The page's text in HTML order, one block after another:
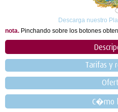
Descarga nuestro
nota. Pinchando sobre los botones
Tarifas y
C�mo